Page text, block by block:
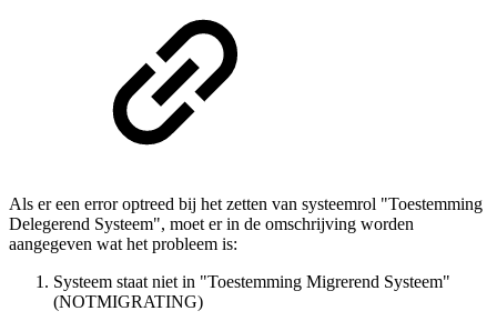
Als er een error optreed bij het zetten van systeemrol "Toestemming
Delegerend Systeem", moet er in de omschrijving worden
aangegeven wat het probleem is:
Systeem staat niet in "Toestemming Migrerend Systeem"
(NOTMIGRATING)